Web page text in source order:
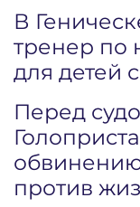
В
тренер по
для детей
Перед
против